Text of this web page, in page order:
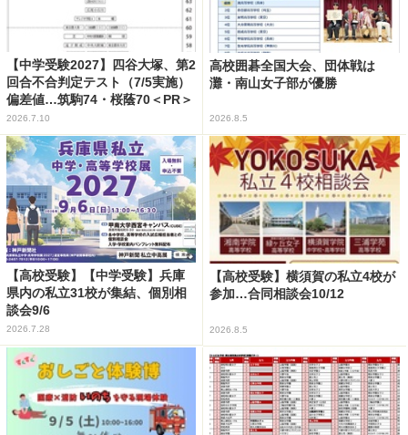
【中学受験2027】四谷大塚、第2
回合不合判定テスト（7/5実施）
偏差値…筑駒74・桜蔭70＜PR＞
2026.7.10
高校囲碁全国大会、団体戦は
灘・南山女子部が優勝
2026.8.5
【高校受験】【中学受験】兵庫
県内の私立31校が集結、個別相
談会9/6
2026.7.28
【高校受験】横須賀の私立4校が
参加…合同相談会10/12
2026.8.5